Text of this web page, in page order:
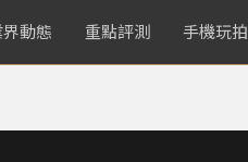
界動態 重點評測 手機玩拍